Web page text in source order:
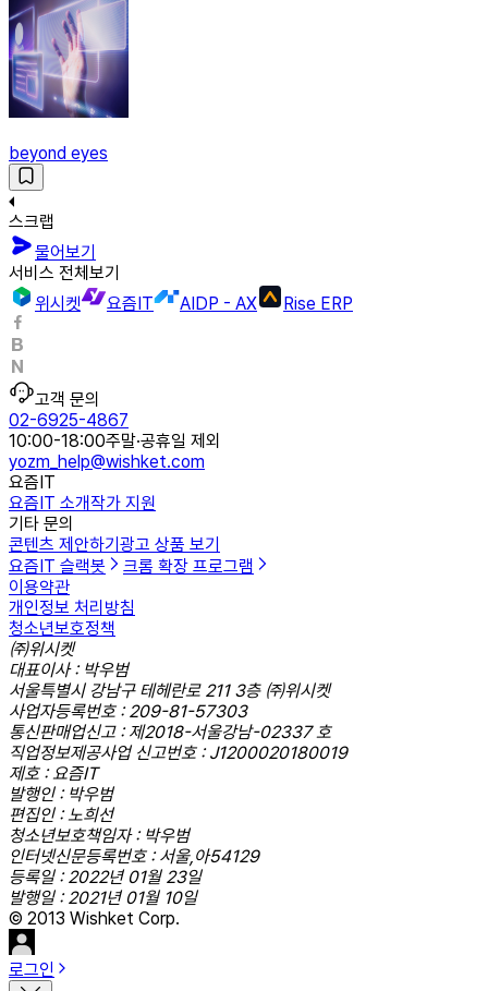
beyond eyes
스크랩
물어보기
서비스 전체보기
위시켓
요즘IT AIDP - AX Rise ERP
고객 문의
02-6925-4867
10:00-18:00주말·공휴일 제외
yozm_help@wishket.com
요즘IT
요즘IT 소개작가 지원
기타 문의
콘텐츠 제안하기 광고 상품 보기
요즘IT 슬랙봇
크롬 확장 프로그램
이용약관
개인정보 처리방침
청소년보호정책
㈜위시켓
대표이사 : 박우범
서울특별시 강남구 테헤란로 211 3층 ㈜위시켓
사업자등록번호 : 209-81-57303
통신판매업신고 : 제2018-서울강남-02337 호
직업정보제공사업 신고번호 : J1200020180019
제호 : 요즘IT
발행인 : 박우범
편집인 : 노희선
청소년보호책임자 : 박우범
인터넷신문등록번호 : 서울,아54129
등록일 : 2022년 01월 23일
발행일 : 2021년 01월 10일
© 2013 Wishket Corp.
로그인